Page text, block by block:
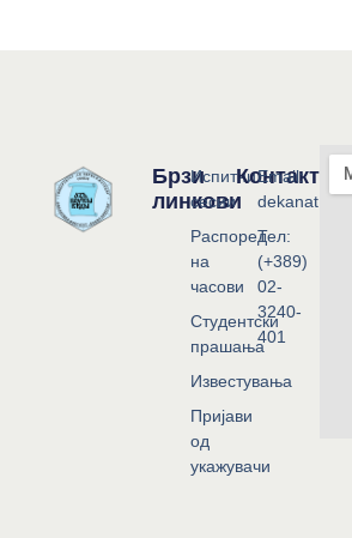
Брзи
линкови
Испитни
сесии
Распоред
на
часови
Студентски
прашања
Известувања
Пријави
од
укажувачи
Контакт
Email:
Тел:
(+389)
02-
3240-
401